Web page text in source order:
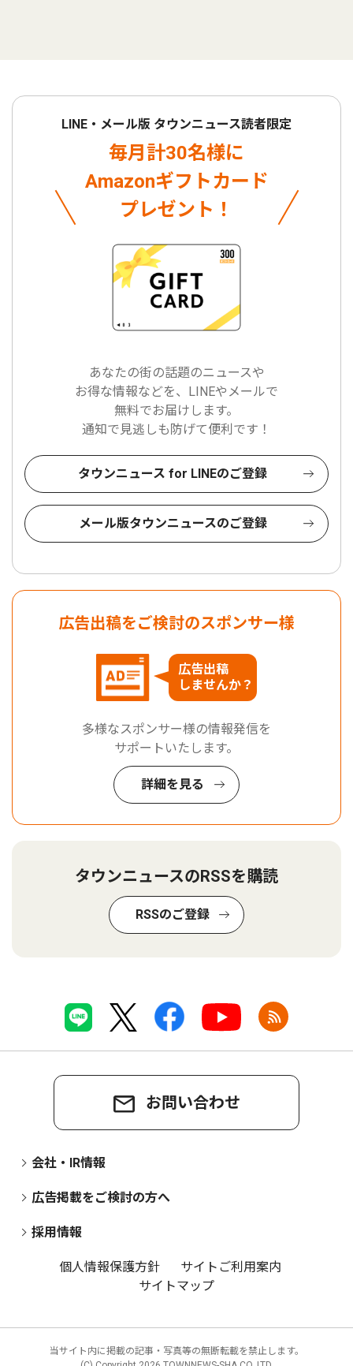
LINE・メール版 タウンニュース読者限定
毎月計30名様に
Amazonギフトカード
プレゼント！
あなたの街の話題のニュースや
お得な情報などを、LINEやメールで
無料でお届けします。
通知で見逃しも防げて便利です！
タウンニュース for LINEのご登録
メール版タウンニュースのご登録
広告出稿をご検討のスポンサー様
広告出稿
しませんか？
多様なスポンサー様の情報発信を
サポートいたします。
詳細を見る
タウンニュースのRSSを購読
RSSのご登録
お問い合わせ
会社・IR情報
広告掲載をご検討の方へ
採用情報
個人情報保護方針
サイトご利用案内
サイトマップ
当サイト内に掲載の記事・写真等の無断転載を禁止します。